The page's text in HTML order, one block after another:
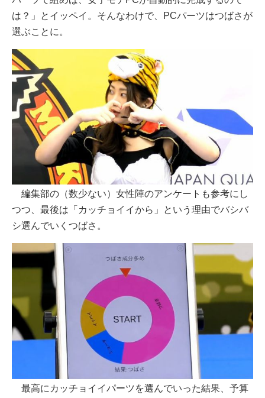
は？」とイッペイ。そんなわけで、PCパーツはつばさが
選ぶことに。
編集部の（数少ない）女性陣のアンケートも参考にし
つつ、最後は「カッチョイイから」という理由でバシバ
シ選んでいくつばさ。
最高にカッチョイイパーツを選んでいった結果、予算